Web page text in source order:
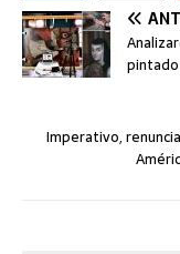
pintado
Imperativo,